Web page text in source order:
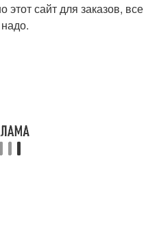
сайт для заказов, все